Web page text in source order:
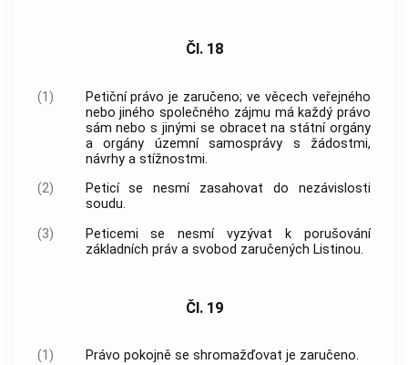
Čl. 18
(1)
Petiční právo je zaručeno; ve věcech veřejného
nebo jiného společného zájmu má každý právo
sám nebo s jinými se obracet na státní orgány
a orgány územní samosprávy s žádostmi,
návrhy a stížnostmi.
(2)
Peticí se nesmí zasahovat do nezávislosti
soudu.
(3)
Peticemi se nesmí vyzývat k porušování
základních práv a svobod zaručených Listinou.
Čl. 19
(1)
Právo pokojně se shromažďovat je zaručeno.